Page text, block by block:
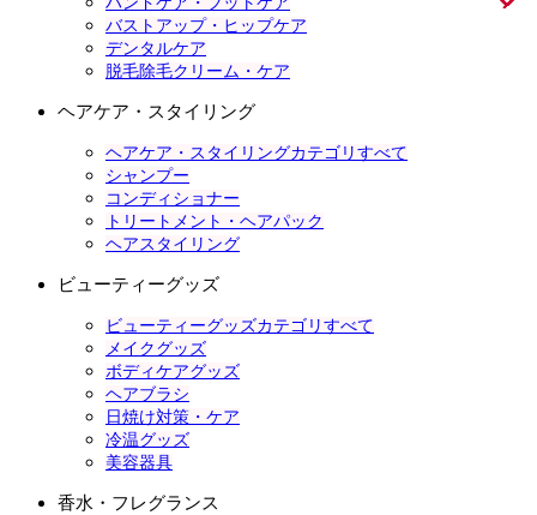
バストアップ・ヒップケア
デンタルケア
脱毛除毛クリーム・ケア
ヘアケア・スタイリング
ヘアケア・スタイリングカテゴリすべて
シャンプー
コンディショナー
トリートメント・ヘアパック
ヘアスタイリング
ビューティーグッズ
ビューティーグッズカテゴリすべて
メイクグッズ
ボディケアグッズ
ヘアブラシ
日焼け対策・ケア
冷温グッズ
美容器具
香水・フレグランス